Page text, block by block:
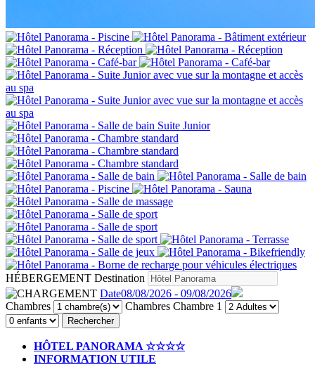
HÉBERGEMENT Destination
Date08/08/2026 - 09/08/2026
Chambres
Chambres Chambre 1
Rechercher
HÔTEL PANORAMA ☆☆☆☆
INFORMATION UTILE